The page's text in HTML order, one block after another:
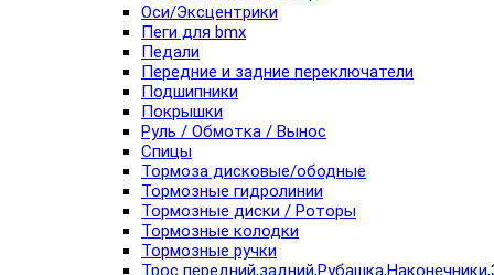
Оси/Эксцентрики
Пеги для bmx
Педали
Передние и задние переключатели
Подшипники
Покрышки
Руль / Обмотка / Вынос
Спицы
Тормоза дисковые/ободные
Тормозные гидролинии
Тормозные диски / Роторы
Тормозные колодки
Тормозные ручки
Трос